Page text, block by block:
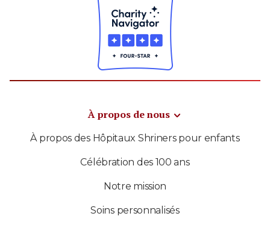
À propos de nous
À propos des Hôpitaux Shriners pour enfants
Célébration des 100 ans
Notre mission
Soins personnalisés